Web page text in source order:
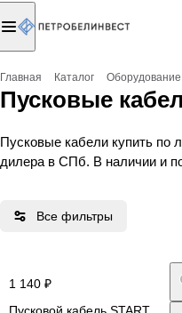
Главная Каталог Оборудование
Пусковые
Пусковые кабели купить по
дилера в СПб. В наличии и
Все фильтры
1 140 ₽